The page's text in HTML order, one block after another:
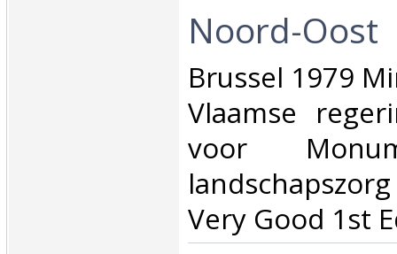
Noord-Oost‎
‎Brussel 1979
Vlaamse
voor
Very Good 1st